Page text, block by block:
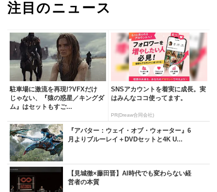
注目のニュース
駐車場に激流を再現!?VFXだけ
じゃない、『猿の惑星／キングダ
ム』はセットもすご...
SNSアカウントを着実に成長。実
はみんなココ使ってます。
PR(Dreaw合同会社)
『アバター：ウェイ・オブ・ウォーター』6
月よりブルーレイ＋DVDセットと4K U...
【見城徹×藤田晋】AI時代でも変わらない経
営者の本質